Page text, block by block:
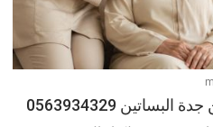
0563934329